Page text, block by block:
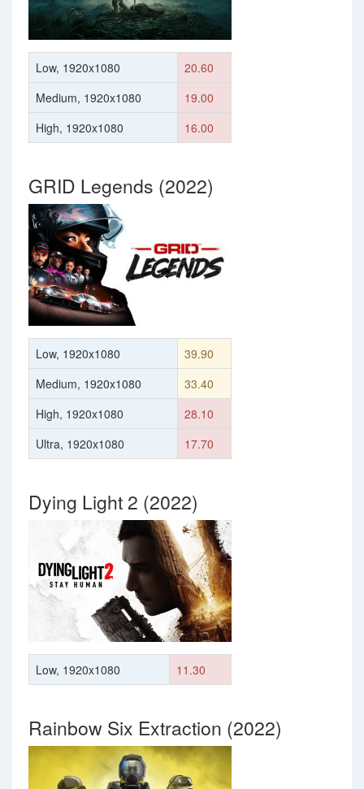
Low, 1920x1080
20.60
Medium, 1920x1080
19.00
High, 1920x1080
16.00
GRID Legends (2022)
Low, 1920x1080
39.90
Medium, 1920x1080
33.40
High, 1920x1080
28.10
Ultra, 1920x1080
17.70
Dying Light 2 (2022)
Low, 1920x1080 11.30
Rainbow Six Extraction (2022)